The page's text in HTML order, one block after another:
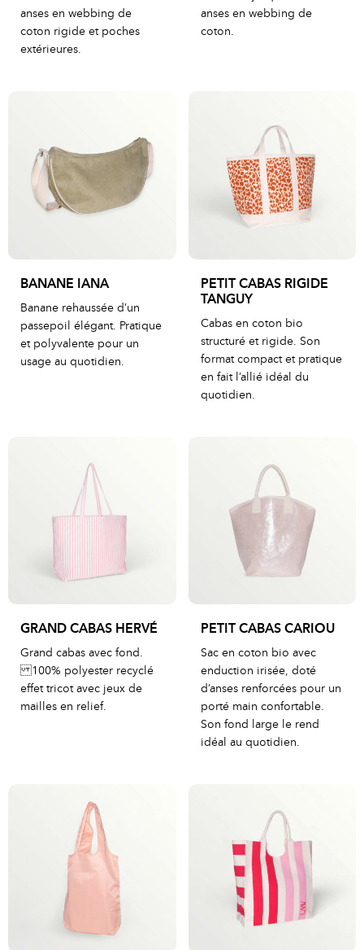
anses en webbing de
coton rigide et poches
extérieures.
anses en webbing de
coton.
BANANE IANA
Banane rehaussée d’un
passepoil élégant. Pratique
et polyvalente pour un
usage au quotidien.
PETIT CABAS RIGIDE
TANGUY
Cabas en coton bio
structuré et rigide. Son
format compact et pratique
en fait l’allié idéal du
quotidien.
GRAND CABAS HERVÉ
Grand cabas avec fond.
100% polyester recyclé
effet tricot avec jeux de
mailles en relief.
PETIT CABAS CARIOU
Sac en coton bio avec
enduction irisée, doté
d’anses renforcées pour un
porté main confortable.
Son fond large le rend
idéal au quotidien.